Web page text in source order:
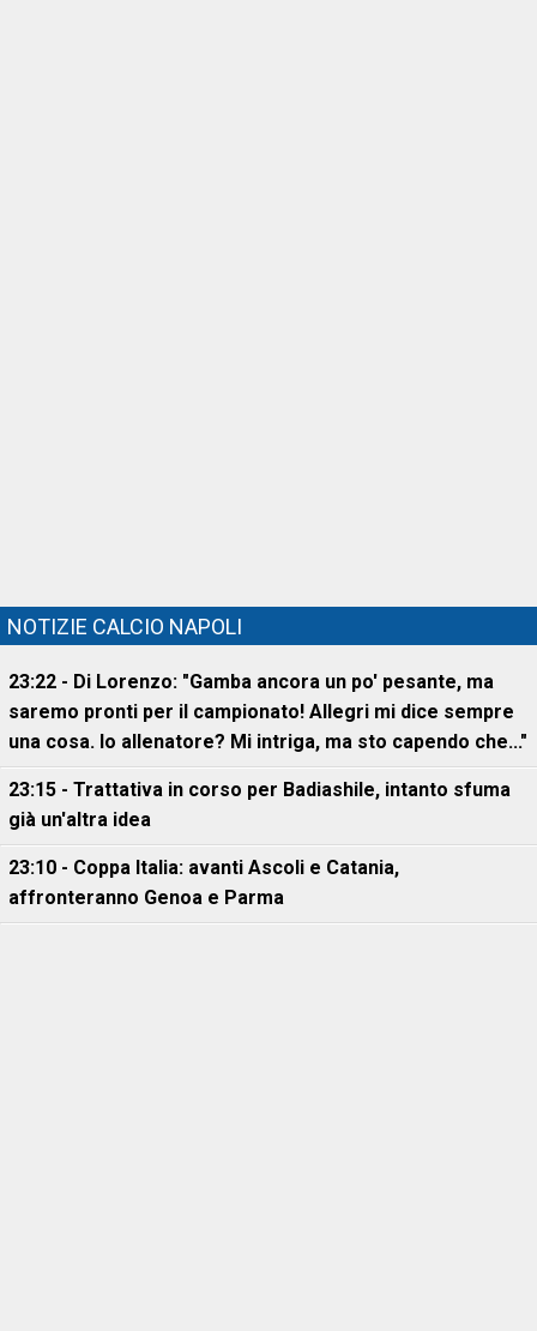
NOTIZIE CALCIO NAPOLI
23:22 - Di Lorenzo: "Gamba ancora un po' pesante, ma
saremo pronti per il campionato! Allegri mi dice sempre
una cosa. Io allenatore? Mi intriga, ma sto capendo che..."
23:15 - Trattativa in corso per Badiashile, intanto sfuma
già un'altra idea
23:10 - Coppa Italia: avanti Ascoli e Catania,
affronteranno Genoa e Parma